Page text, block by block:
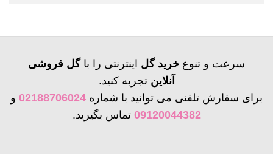
سرعت و تنوع خرید گل اینترنتی را باگل فروشی
آنلاین تجربه کنید.
برای سفارش تلفنی می توانید با شماره 02188706024 و
09120044382 تماس بگیرید.